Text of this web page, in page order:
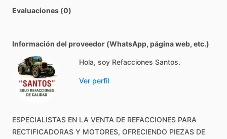
Evaluaciones (0)
Información del proveedor (WhatsApp, página web, etc.)
Hola, soy Refacciones Santos.
Ver perfil
ESPECIALISTAS EN LA VENTA DE REFACCIONES PARA
RECTIFICADORAS Y MOTORES, OFRECIENDO PIEZAS DE